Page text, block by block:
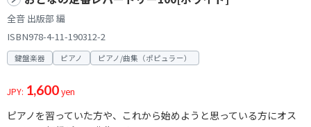
全音 出版部 編
ISBN978-4-11-190312-2
鍵盤楽器 ピアノ ピアノ/曲集（ポピュラー）
JPY: 1,600yen
ピアノを習っていた方や、これから始めようと思っている方にオス